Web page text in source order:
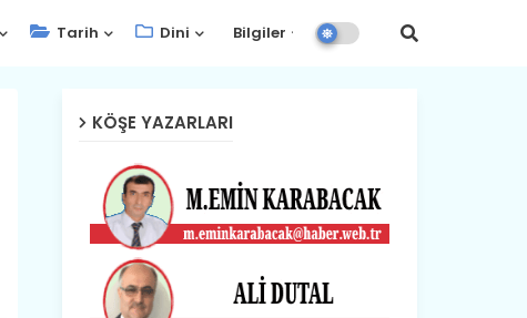
Tarih Dini Bilgiler
KÖŞE YAZARLARI